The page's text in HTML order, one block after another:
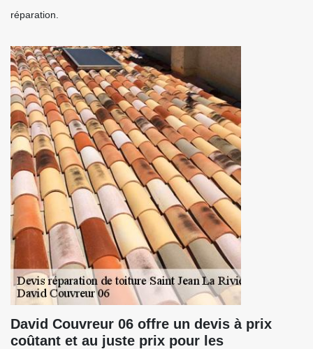
réparation.
David Couvreur 06 offre un devis à prix
coûtant et au juste prix pour les